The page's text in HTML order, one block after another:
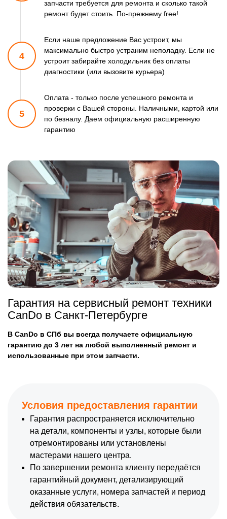
запчасти требуется для ремонта и сколько такой
ремонтбудет стоить. По-прежнему free!
4
Если наше предложение Вас устроит, мы
максимально быстро устраним неполадку. Если не
устроит забирайте холодильник без оплаты
диагностики (или вызовите курьера)
5
Оплата - только после успешного ремонта и
проверки с Вашей стороны. Наличными, картой или
по безналу. Даем официальную расширенную
гарантию
Гарантия на сервисный ремонт техники
CanDo в Санкт-Петербурге
В CanDo в СПб вы всегда получаете официальную
гарантию до 3 лет на любой выполненный ремонт и
использованные при этом запчасти.
Условия предоставления гарантии
Гарантия распространяется исключительно
на детали, компоненты и узлы, которые были
отремонтированы или установлены
мастерами нашего центра.
По завершении ремонта клиенту передаётся
гарантийный документ, детализирующий
оказанные услуги, номера запчастей и период
действия обязательств.